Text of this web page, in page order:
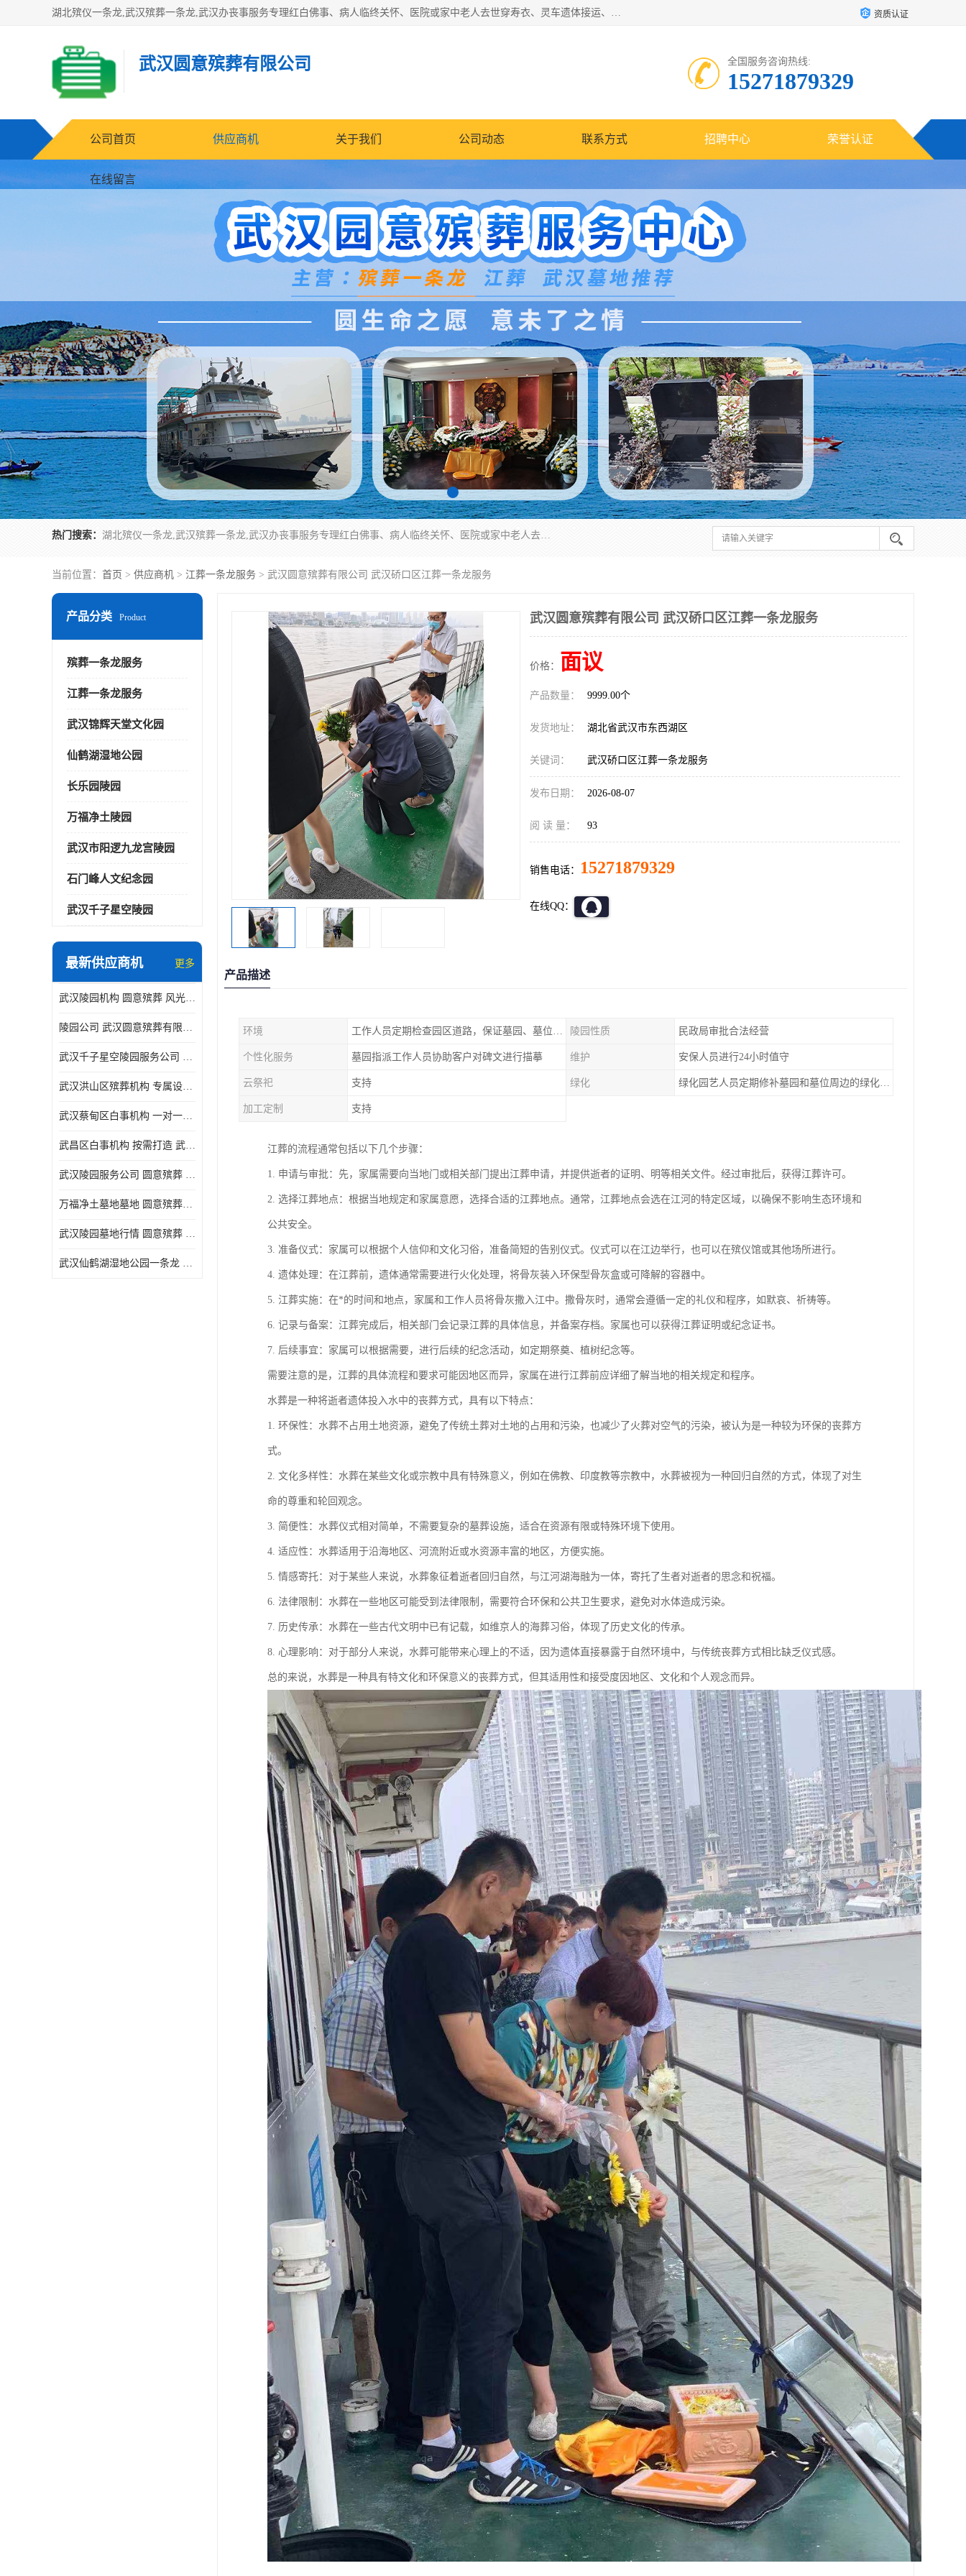
湖北殡仪一条龙,武汉殡葬一条龙,武汉办丧事服务专理红白佛事、病人临终关怀、医院或家中老人去世穿寿衣、灵车遗体接运、殡仪馆告别厅预约、办理火葬场手续、民俗丧事策划、遗体告别仪式、民俗礼仪服务、殡葬礼仪策划、陵园墓位导购、寺庙塔位择吉、往生功德策划、民俗功德策划、异地殡葬礼仪服务、异地骨灰接送返乡 资质认证
武汉圆意殡葬有限公司 全国服务咨询热线:
15271879329
公司首页 供应商机 关于我们 公司动态 联系方式 招聘中心 荣誉认证
在线留言
热门搜索： 湖北殡仪一条龙,武汉殡葬一条龙,武汉办丧事服务专理红白佛事、病人临终关怀、医院或家中老人去世穿寿衣、灵车遗体接运、殡仪馆告别厅预约、办理火葬场手续、民俗丧事策划、遗体告别仪式、民俗礼仪服务、殡葬礼仪策划、陵园墓位导购、寺庙塔位择吉、往生功德策划、民俗功德策划、异地殡葬礼仪服务、异地骨灰接送返乡
当前位置： 首页 > 供应商机 > 江葬一条龙服务 > 武汉圆意殡葬有限公司 武汉硚口区江葬一条龙服务
产品分类 Product
殡葬一条龙服务
江葬一条龙服务
武汉锦辉天堂文化园
仙鹤湖湿地公园
长乐园陵园
万福净土陵园
武汉市阳逻九龙宫陵园
石门峰人文纪念园
武汉千子星空陵园
最新供应商机 更多
武汉陵园机构 圆意殡葬 风光秀丽
陵园公司 武汉圆意殡葬有限公司 精工细作
武汉千子星空陵园服务公司 圆意殡葬中心 环境优美
武汉洪山区殡葬机构 专属设计 圆意殡葬中心
武汉蔡甸区白事机构 一对一服务 圆意殡葬
武昌区白事机构 按需打造 武汉圆意殡葬有限公司
武汉陵园服务公司 圆意殡葬 景致雅致
万福净土墓地墓地 圆意殡葬中心 多种款式
武汉陵园墓地行情 圆意殡葬 快速匹配您的需求
武汉仙鹤湖湿地公园一条龙 多种款式
武汉圆意殡葬有限公司 武汉硚口区江葬一条龙服务
价格： 面议
产品数量： 9999.00个
发货地址： 湖北省武汉市东西湖区
关键词： 武汉硚口区江葬一条龙服务
发布日期： 2026-08-07
阅 读 量： 93
销售电话： 15271879329
在线QQ：
产品描述
环境 工作人员定期检查园区道路，保证墓园、墓位间的道路便捷、平整 陵园性质 民政局审批合法经营
个性化服务 墓园指派工作人员协助客户对碑文进行描摹 维护 安保人员进行24小时值守
云祭祀 支持 绿化 绿化园艺人员定期修补墓园和墓位周边的绿化布置
加工定制 支持
江葬的流程通常包括以下几个步骤：
1. 申请与审批：先，家属需要向当地门或相关部门提出江葬申请，并提供逝者的证明、明等相关文件。经过审批后，获得江葬许可。
2. 选择江葬地点：根据当地规定和家属意愿，选择合适的江葬地点。通常，江葬地点会选在江河的特定区域，以确保不影响生态环境和
公共安全。
3. 准备仪式：家属可以根据个人信仰和文化习俗，准备简短的告别仪式。仪式可以在江边举行，也可以在殡仪馆或其他场所进行。
4. 遗体处理：在江葬前，遗体通常需要进行火化处理，将骨灰装入环保型骨灰盒或可降解的容器中。
5. 江葬实施：在*的时间和地点，家属和工作人员将骨灰撒入江中。撒骨灰时，通常会遵循一定的礼仪和程序，如默哀、祈祷等。
6. 记录与备案：江葬完成后，相关部门会记录江葬的具体信息，并备案存档。家属也可以获得江葬证明或纪念证书。
7. 后续事宜：家属可以根据需要，进行后续的纪念活动，如定期祭奠、植树纪念等。
需要注意的是，江葬的具体流程和要求可能因地区而异，家属在进行江葬前应详细了解当地的相关规定和程序。
水葬是一种将逝者遗体投入水中的丧葬方式，具有以下特点：
1. 环保性：水葬不占用土地资源，避免了传统土葬对土地的占用和污染，也减少了火葬对空气的污染，被认为是一种较为环保的丧葬方
式。
2. 文化多样性：水葬在某些文化或宗教中具有特殊意义，例如在佛教、印度教等宗教中，水葬被视为一种回归自然的方式，体现了对生
命的尊重和轮回观念。
3. 简便性：水葬仪式相对简单，不需要复杂的墓葬设施，适合在资源有限或特殊环境下使用。
4. 适应性：水葬适用于沿海地区、河流附近或水资源丰富的地区，方便实施。
5. 情感寄托：对于某些人来说，水葬象征着逝者回归自然，与江河湖海融为一体，寄托了生者对逝者的思念和祝福。
6. 法律限制：水葬在一些地区可能受到法律限制，需要符合环保和公共卫生要求，避免对水体造成污染。
7. 历史传承：水葬在一些古代文明中已有记载，如维京人的海葬习俗，体现了历史文化的传承。
8. 心理影响：对于部分人来说，水葬可能带来心理上的不适，因为遗体直接暴露于自然环境中，与传统丧葬方式相比缺乏仪式感。
总的来说，水葬是一种具有特文化和环保意义的丧葬方式，但其适用性和接受度因地区、文化和个人观念而异。